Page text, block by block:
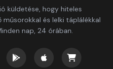
küldetése, hogy hiteles
és lelki táplálékkal
nap, 24 órában.